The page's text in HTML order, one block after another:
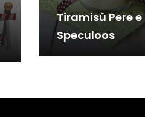
Tiramisù Pere e
Speculoos